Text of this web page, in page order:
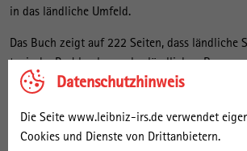
Datenschutzhinweis
Die Seite www.leibniz-irs.de verwendet
Cookies und Dienste von Drittanbietern.
in das ländliche Umfeld.
Das Buch zeigt auf 222 Seiten, dass ländliche
typische Problemlagen des ländlichen Raumes
aber sehr unterschiedliche Ansätze verfolgen.
Technologielabore den ländlichen Raum für
Bevölkerung wieder attraktiver machen will,